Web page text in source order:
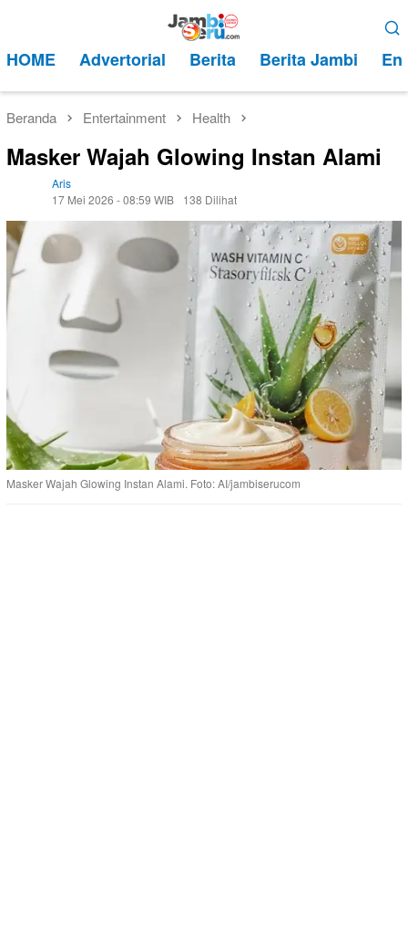
kontenMobile
HOME Advertorial Berita Berita Jambi
Beranda Entertainment Health
Masker Wajah Glowing Instan Alami
Aris
17 Mei 2026 - 08:59 WIB
138 Dilihat
Masker Wajah Glowing Instan Alami. Foto: AI/jambiserucom